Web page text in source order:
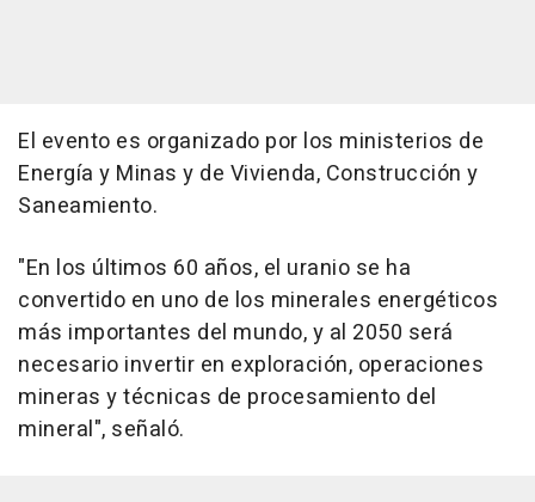
El evento es organizado por los ministerios de
Energía y Minas y de Vivienda, Construcción y
Saneamiento.
"En los últimos 60 años, el uranio se ha
convertido en uno de los minerales energéticos
más importantes del mundo, y al 2050 será
necesario invertir en exploración, operaciones
mineras y técnicas de procesamiento del
mineral", señaló.